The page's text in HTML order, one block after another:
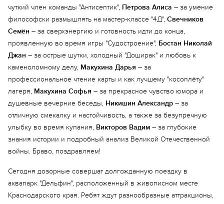
Еще 5 фото
чуткий член команды "Антисептик", Петрова Алиса – за умение
философски размышлять на мастер-классе "4Д", Свечников
Семён – за сверхэнергию и готовность идти до конца,
проявленную во время игры "Судостроение", Бостан Николай
Джан – за острые шутки, холодный "Доширак" и любовь к
каменоломному делу, Макухина Дарья – за
профессиональное чтение карты и как лучшему "косоплёту"
лагеря, Макухина Софья – за прекрасное чувство юмора и
душевные вечерние беседы, Никишин Александр – за
отличную смекалку и настойчивость, а также за безупречную
улыбку во время купания, Викторов Вадим – за глубокие
знания истории и подробный анализ Великой Отечественной
войны. Браво, поздравляем!
Сегодня дозорные совершат долгожданную поездку в
аквапарк "Дельфин", расположенный в живописном месте
Краснодарского края. Ребят ждут разнообразные аттракционы,